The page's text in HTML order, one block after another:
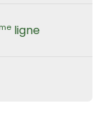
ligne